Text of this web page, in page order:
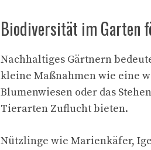
Biodiversität im Garten
Nachhaltiges Gärtnern
kleine Maßnahmen wie eine
Blumenwiesen oder das
Tierarten Zuflucht bieten.
Nützlinge wie Marienkäfer,